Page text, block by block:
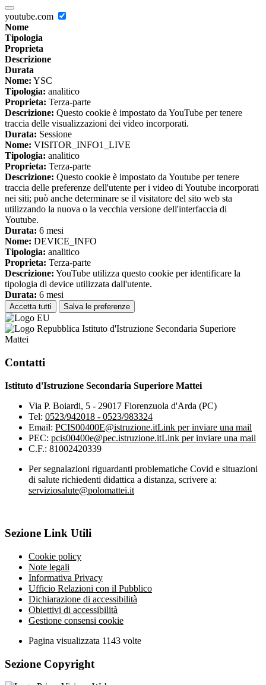
youtube.com
Nome
Tipologia
Proprieta
Descrizione
Durata
Nome: YSC
Tipologia: analitico
Proprieta: Terza-parte
Descrizione: Questo cookie è impostato da YouTube per tenere
traccia delle visualizzazioni dei video incorporati.
Durata: Sessione
Nome: VISITOR_INFO1_LIVE
Tipologia: analitico
Proprieta: Terza-parte
Descrizione: Questo cookie è impostato da Youtube per tenere
traccia delle preferenze dell'utente per i video di Youtube incorporati
nei siti; può anche determinare se il visitatore del sito web sta
utilizzando la nuova o la vecchia versione dell'interfaccia di
Youtube.
Durata: 6 mesi
Nome: DEVICE_INFO
Tipologia: analitico
Proprieta: Terza-parte
Descrizione: YouTube utilizza questo cookie per identificare la
tipologia di device utilizzata dall'utente.
Durata: 6 mesi
Accetta tutti Salva le preferenze
Istituto d'Istruzione Secondaria Superiore
Mattei
Contatti
Istituto d'Istruzione Secondaria Superiore Mattei
Via P. Boiardi, 5 - 29017 Fiorenzuola d'Arda (PC)
Tel: 0523/942018 - 0523/983324
Email: PCIS00400E@istruzione.itLink per inviare una mail
PEC: pcis00400e@pec.istruzione.itLink per inviare una mail
C.F.: 81002420339
Per segnalazioni riguardanti problematiche Covid e situazioni
di salute richiedenti didattica a distanza, scrivere a:
serviziosalute@polomattei.it
Sezione Link Utili
Cookie policy
Note legali
Informativa Privacy
Ufficio Relazioni con il Pubblico
Dichiarazione di accessibilità
Obiettivi di accessibilità
Gestione consensi cookie
Pagina visualizzata 1143 volte
Sezione Copyright